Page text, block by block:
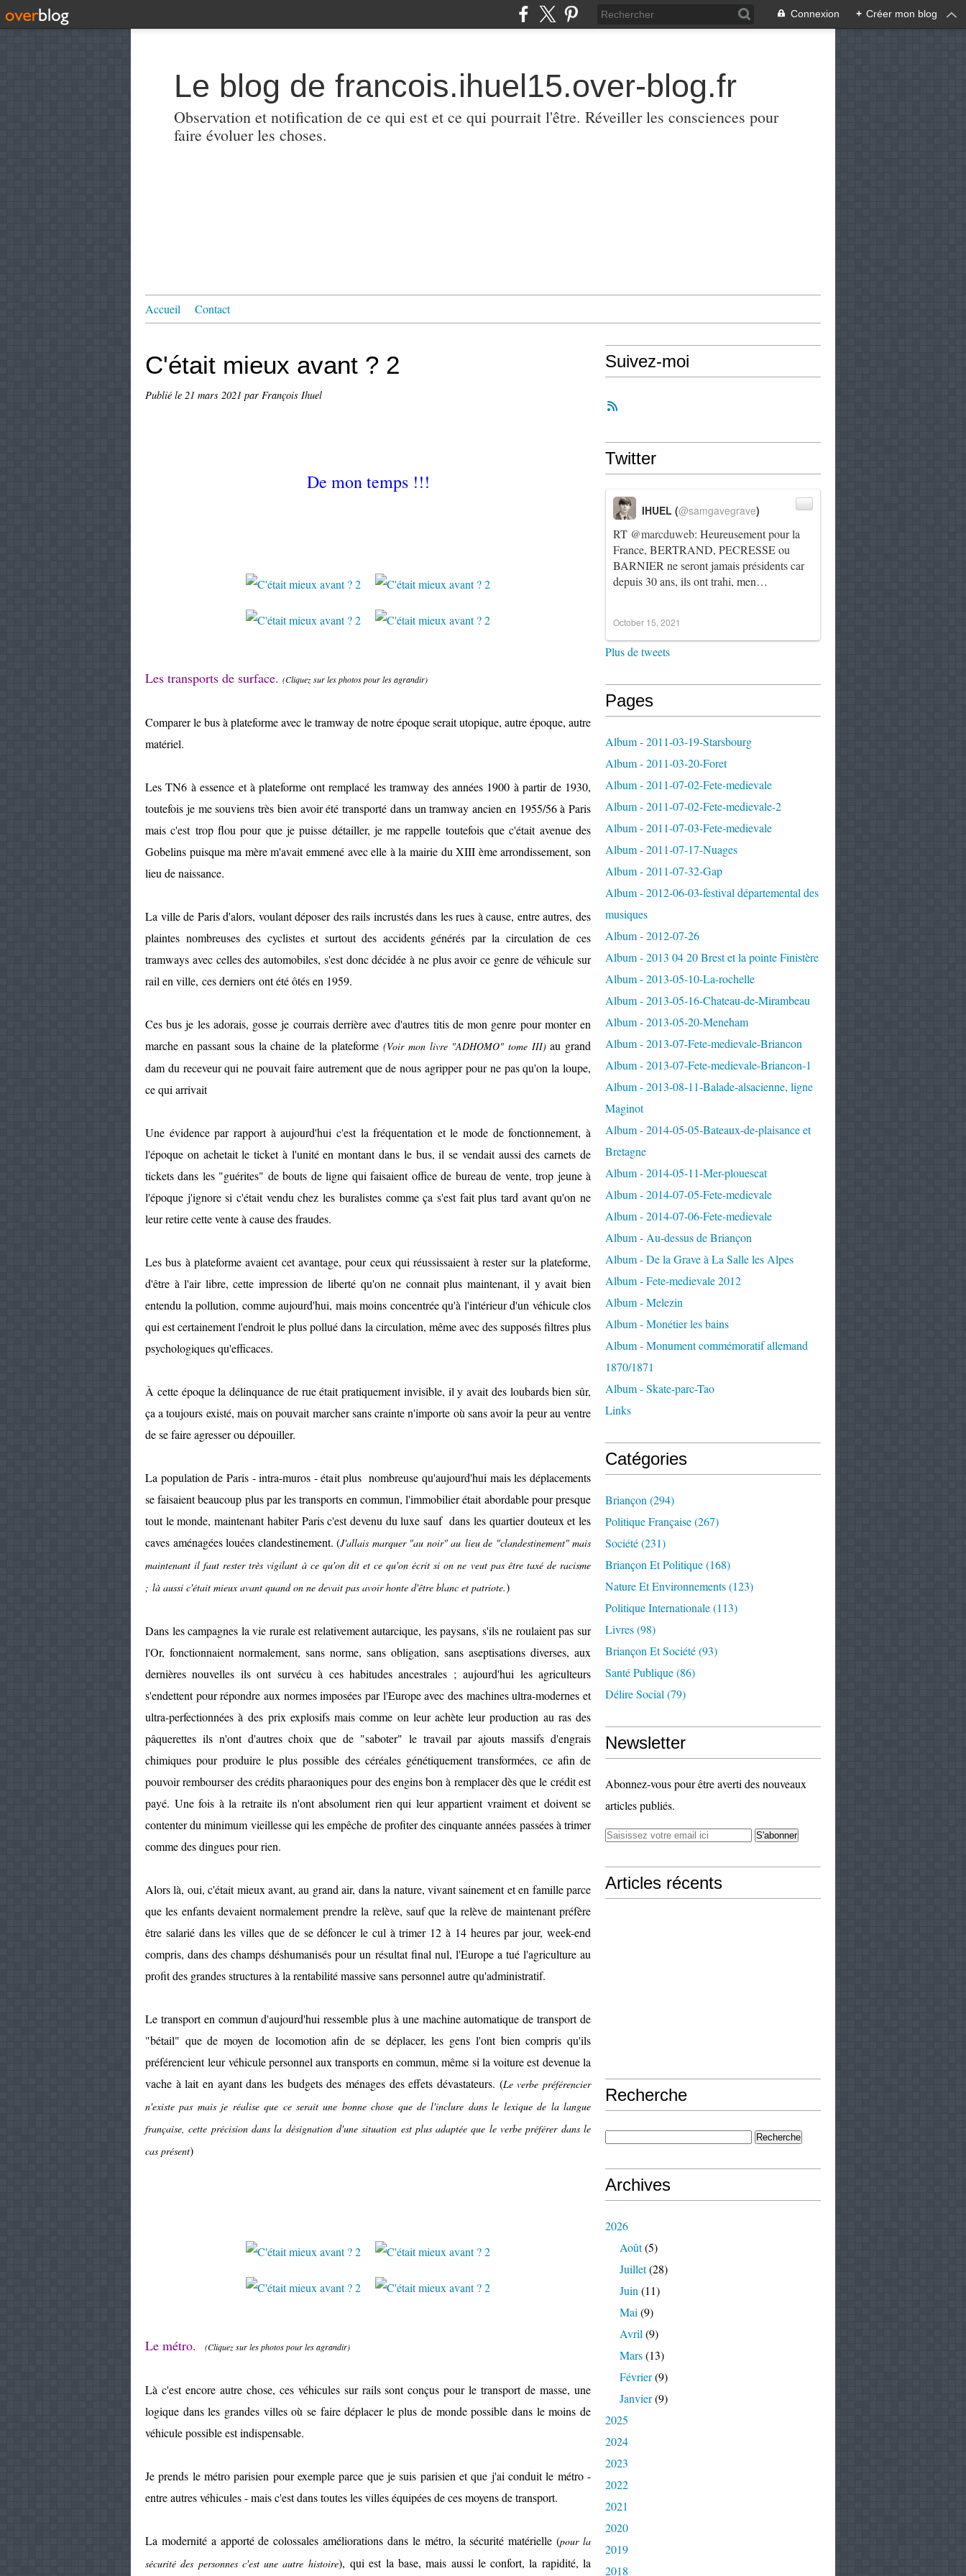
Connexion + Créer mon blog
Le blog de francois.ihuel15.over-blog.fr
Observation et notification de ce qui est et ce qui pourrait l'être. Réveiller les consciences pour
faire évoluer les choses.
Accueil Contact
C'était mieux avant ? 2
Publié le 21 mars 2021 par François Ihuel
De mon temps !!!
Les transports de surface. (Cliquez sur les photos pour les agrandir)
Comparer le bus à plateforme avec le tramway de notre époque serait utopique, autre époque, autre
matériel.
Les TN6 à essence et à plateforme ont remplacé les tramway des années 1900 à partir de 1930,
toutefois je me souviens très bien avoir été transporté dans un tramway ancien en 1955/56 à Paris
mais c'est trop flou pour que je puisse détailler, je me rappelle toutefois que c'était avenue des
Gobelins puisque ma mère m'avait emmené avec elle à la mairie du XIII ème arrondissement, son
lieu de naissance.
La ville de Paris d'alors, voulant déposer des rails incrustés dans les rues à cause, entre autres, des
plaintes nombreuses des cyclistes et surtout des accidents générés par la circulation de ces
tramways avec celles des automobiles, s'est donc décidée à ne plus avoir ce genre de véhicule sur
rail en ville, ces derniers ont été ôtés en 1959.
Ces bus je les adorais, gosse je courrais derrière avec d'autres titis de mon genre pour monter en
marche en passant sous la chaine de la plateforme(Voir mon livre "ADHOMO" tome III) au grand
dam du receveur qui ne pouvait faire autrement que de nous agripper pour ne pas qu'on la loupe,
ce qui arrivait
Une évidence par rapport à aujourd'hui c'est la fréquentation et le mode de fonctionnement, à
l'époque on achetait le ticket à l'unité en montant dans le bus, il se vendait aussi des carnets de
tickets dans les "guérites" de bouts de ligne qui faisaient office de bureau de vente, trop jeune à
l'époque j'ignore si c'était vendu chez les buralistes comme ça s'est fait plus tard avant qu'on ne
leur retire cette vente à cause des fraudes.
Les bus à plateforme avaient cet avantage, pour ceux qui réussissaient à rester sur la plateforme,
d'être à l'air libre, cette impression de liberté qu'on ne connait plus maintenant, il y avait bien
entendu la pollution, comme aujourd'hui, mais moins concentrée qu'à l'intérieur d'un véhicule clos
qui est certainement l'endroit le plus pollué dans la circulation, même avec des supposés filtres plus
psychologiques qu'efficaces.
À cette époque la délinquance de rue était pratiquement invisible, il y avait des loubards bien sûr,
ça a toujours existé, mais on pouvait marcher sans crainte n'importe où sans avoir la peur au ventre
de se faire agresser ou dépouiller.
La population de Paris - intra-muros - était plus nombreuse qu'aujourd'hui mais les déplacements
se faisaient beaucoup plus par les transports en commun, l'immobilier était abordable pour presque
tout le monde, maintenant habiter Paris c'est devenu du luxe sauf dans les quartier douteux et les
caves aménagées louées clandestinement. (J'allais marquer "au noir" au lieu de "clandestinement" mais
maintenant il faut rester très vigilant à ce qu'on dit et ce qu'on écrit si on ne veut pas être taxé de racisme
; là aussi c'était mieux avant quand on ne devait pas avoir honte d'être blanc et patriote.)
Dans les campagnes la vie rurale est relativement autarcique, les paysans, s'ils ne roulaient pas sur
l'Or, fonctionnaient normalement, sans norme, sans obligation, sans aseptisations diverses, aux
dernières nouvelles ils ont survécu à ces habitudes ancestrales ; aujourd'hui les agriculteurs
s'endettent pour répondre aux normes imposées par l'Europe avec des machines ultra-modernes et
ultra-perfectionnées à des prix explosifs mais comme on leur achète leur production au ras des
pâquerettes ils n'ont d'autres choix que de "saboter" le travail par ajouts massifs d'engrais
chimiques pour produire le plus possible des céréales génétiquement transformées, ce afin de
pouvoir rembourser des crédits pharaoniques pour des engins bon à remplacer dès que le crédit est
payé. Une fois à la retraite ils n'ont absolument rien qui leur appartient vraiment et doivent se
contenter du minimum vieillesse qui les empêche de profiter des cinquante années passées à trimer
comme des dingues pour rien.
Alors là, oui, c'était mieux avant, au grand air, dans la nature, vivant sainement et en famille parce
que les enfants devaient normalement prendre la relève, sauf que la relève de maintenant préfère
être salarié dans les villes que de se défoncer le cul à trimer 12 à 14 heures par jour, week-end
compris, dans des champs déshumanisés pour un résultat final nul, l'Europe a tué l'agriculture au
profit des grandes structures à la rentabilité massive sans personnel autre qu'administratif.
Le transport en commun d'aujourd'hui ressemble plus à une machine automatique de transport de
"bétail" que de moyen de locomotion afin de se déplacer, les gens l'ont bien compris qu'ils
préférencient leur véhicule personnel aux transports en commun, même si la voiture est devenue la
vache à lait en ayant dans les budgets des ménages des effets dévastateurs. (Le verbe préférencier
n'existe pas mais je réalise que ce serait une bonne chose que de l'inclure dans le lexique de la langue
française, cette précision dans la désignation d'une situation est plus adaptée que le verbe préférer dans le
cas présent)
Le métro. (Cliquez sur les photos pour les agrandir)
Là c'est encore autre chose, ces véhicules sur rails sont conçus pour le transport de masse, une
logique dans les grandes villes où se faire déplacer le plus de monde possible dans le moins de
véhicule possible est indispensable.
Je prends le métro parisien pour exemple parce que je suis parisien et que j'ai conduit le métro -
entre autres véhicules - mais c'est dans toutes les villes équipées de ces moyens de transport.
La modernité a apporté de colossales améliorations dans le métro, la sécurité matérielle (pour la
sécurité des personnes c'est une autre histoire), qui est la base, mais aussi le confort, la rapidité, la
Suivez-moi
Twitter
RT @marcduweb: Heureusement pour la
France, BERTRAND, PECRESSE ou
BARNIER ne seront jamais présidents car
depuis 30 ans, ils ont trahi, men…
IHUEL (@samgavegrave)
October 15, 2021
Plus de tweets
Pages
Album - 2011-03-19-Starsbourg
Album - 2011-03-20-Foret
Album - 2011-07-02-Fete-medievale
Album - 2011-07-02-Fete-medievale-2
Album - 2011-07-03-Fete-medievale
Album - 2011-07-17-Nuages
Album - 2011-07-32-Gap
Album - 2012-06-03-festival départemental des
musiques
Album - 2012-07-26
Album - 2013 04 20 Brest et la pointe Finistère
Album - 2013-05-10-La-rochelle
Album - 2013-05-16-Chateau-de-Mirambeau
Album - 2013-05-20-Meneham
Album - 2013-07-Fete-medievale-Briancon
Album - 2013-07-Fete-medievale-Briancon-1
Album - 2013-08-11-Balade-alsacienne, ligne
Maginot
Album - 2014-05-05-Bateaux-de-plaisance et
Bretagne
Album - 2014-05-11-Mer-plouescat
Album - 2014-07-05-Fete-medievale
Album - 2014-07-06-Fete-medievale
Album - Au-dessus de Briançon
Album - De la Grave à La Salle les Alpes
Album - Fete-medievale 2012
Album - Melezin
Album - Monétier les bains
Album - Monument commémoratif allemand
1870/1871
Album - Skate-parc-Tao
Links
Catégories
Briançon (294)
Politique Française(267)
Société(231)
Briançon Et Politique(168)
Nature Et Environnements(123)
Politique Internationale(113)
Livres(98)
Briançon Et Société(93)
Santé Publique(86)
Délire Social (79)
Newsletter
Abonnez-vous pour être averti des nouveaux
articles publiés.
Articles récents
Recherche
Archives
2026
Août(5)
Juillet(28)
Juin (11)
Mai (9)
Avril (9)
Mars(13)
Février(9)
Janvier(9)
2025
2024
2023
2022
2021
2020
2019
2018